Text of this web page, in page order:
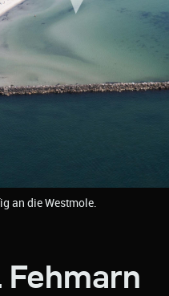
an die Westmole.